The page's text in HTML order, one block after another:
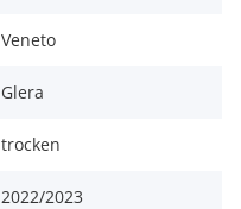
Veneto
Glera
trocken
2022/2023